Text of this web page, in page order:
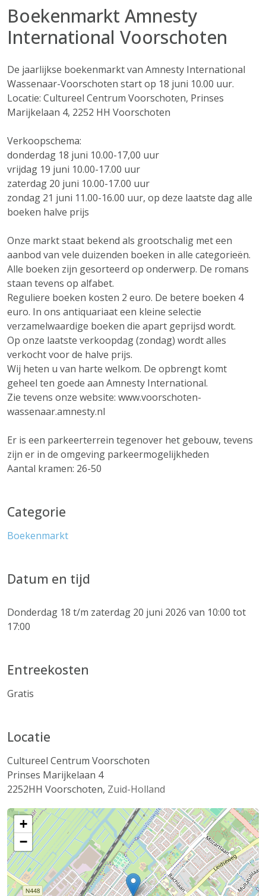
Boekenmarkt Amnesty
International Voorschoten
De jaarlijkse boekenmarkt van Amnesty International
Wassenaar-Voorschoten start op 18 juni 10.00 uur.
Locatie: Cultureel Centrum Voorschoten, Prinses
Marijkelaan 4, 2252 HH Voorschoten
Verkoopschema:
donderdag 18 juni 10.00-17,00 uur
vrijdag 19 juni 10.00-17.00 uur
zaterdag 20 juni 10.00-17.00 uur
zondag 21 juni 11.00-16.00 uur, op deze laatste dag alle
boeken halve prijs
Onze markt staat bekend als grootschalig met een
aanbod van vele duizenden boeken in alle categorieën.
Alle boeken zijn gesorteerd op onderwerp. De romans
staan tevens op alfabet.
Reguliere boeken kosten 2 euro. De betere boeken 4
euro. In ons antiquariaat een kleine selectie
verzamelwaardige boeken die apart geprijsd wordt.
Op onze laatste verkoopdag (zondag) wordt alles
verkocht voor de halve prijs.
Wij heten u van harte welkom. De opbrengt komt
geheel ten goede aan Amnesty International.
Zie tevens onze website: www.voorschoten-
wassenaar.amnesty.nl
Er is een parkeerterrein tegenover het gebouw, tevens
zijn er in de omgeving parkeermogelijkheden
Aantal kramen: 26-50
Categorie
Boekenmarkt
Datum en tijd
Donderdag 18 t/m zaterdag 20 juni 2026 van 10:00 tot
17:00
Entreekosten
Gratis
Locatie
Cultureel Centrum Voorschoten
Prinses Marijkelaan 4
2252HH Voorschoten, Zuid-Holland
+
−